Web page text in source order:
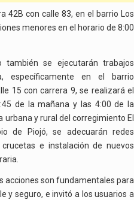
42B con calle 83, en el barrio Los
menores en el horario de 8:00
también se ejecutarán trabajos
específicamente en el barrio
15 con carrera 9, se realizará el
de la mañana y las 4:00 de la
urbana y rural del corregimiento El
de Piojó, se adecuarán redes
e instalación de nuevos
acciones son fundamentales para
y seguro, e invitó a los usuarios a